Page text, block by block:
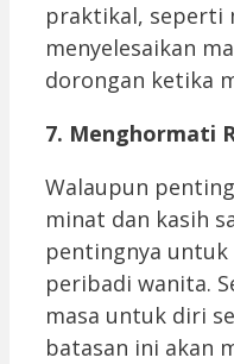
praktikal, seperti
menyelesaikan
dorongan ketika
7. Menghormati
Walaupun
minat dan kasih
pentingnya
peribadi wanita.
masa untuk diri
batasan ini akan